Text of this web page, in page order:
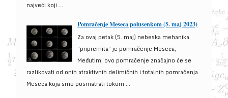
najveći koji ...
Pomračenje Meseca polusenkom (5. maj 2023)
Za ovaj petak (5. maj) nebeska mehanika
“pripremila” je pomračenje Meseca,
Međutim, ovo pomračenje značajno će se
razlikovati od onih atraktivnih delimičnih i totalnih pomračenja
Meseca koja smo posmatrali tokom ...